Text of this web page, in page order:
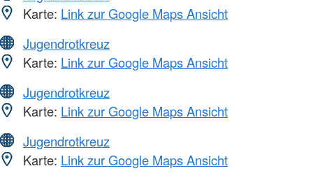
Karte: Link zur Google Maps Ansicht
Jugendrotkreuz
Karte: Link zur Google Maps Ansicht
Jugendrotkreuz
Karte: Link zur Google Maps Ansicht
Jugendrotkreuz
Karte: Link zur Google Maps Ansicht